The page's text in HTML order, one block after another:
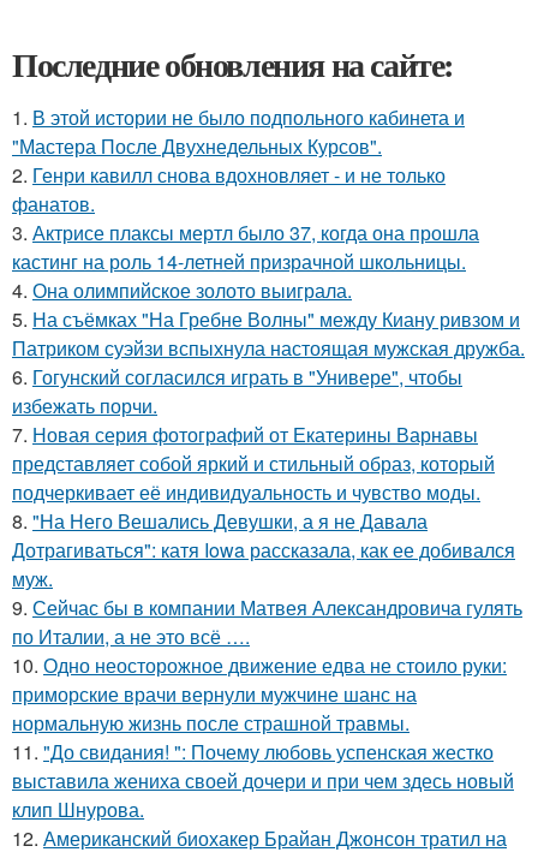
Последние обновления на сайте:
1. В этой истории не было подпольного кабинета и
"Мастера После Двухнедельных Курсов".
2. Генри кавилл снова вдохновляет - и не только
фанатов.
3. Актрисе плаксы мертл было 37, когда она прошла
кастинг на роль 14-летней призрачной школьницы.
4. Она олимпийское золото выиграла.
5. На съёмках "На Гребне Волны" между Киану ривзом и
Патриком суэйзи вспыхнула настоящая мужская дружба.
6. Гогунский согласился играть в "Универе", чтобы
избежать порчи.
7. Новая серия фотографий от Екатерины Варнавы
представляет собой яркий и стильный образ, который
подчеркивает её индивидуальность и чувство моды.
8. "На Него Вешались Девушки, а я не Давала
Дотрагиваться": катя Iowa рассказала, как ее добивался
муж.
9. Сейчас бы в компании Матвея Александровича гулять
по Италии, а не это всё ….
10. Одно неосторожное движение едва не стоило руки:
приморские врачи вернули мужчине шанс на
нормальную жизнь после страшной травмы.
11. "До свидания! ": Почему любовь успенская жестко
выставила жениха своей дочери и при чем здесь новый
клип Шнурова.
12. Американский биохакер Брайан Джонсон тратил на